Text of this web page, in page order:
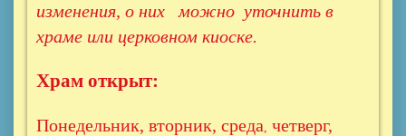
изменения, о них можно уточнить в
храме или церковном киоске.
Храм открыт:
Понедельник, вторник, среда, четверг,